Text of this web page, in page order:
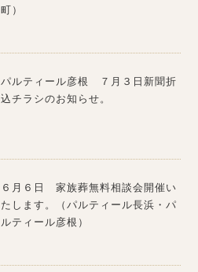
町）
パルティール彦根 ７月３日新聞折
込チラシのお知らせ。
６月６日 家族葬無料相談会開催い
たします。（パルティール長浜・パ
ルティール彦根）